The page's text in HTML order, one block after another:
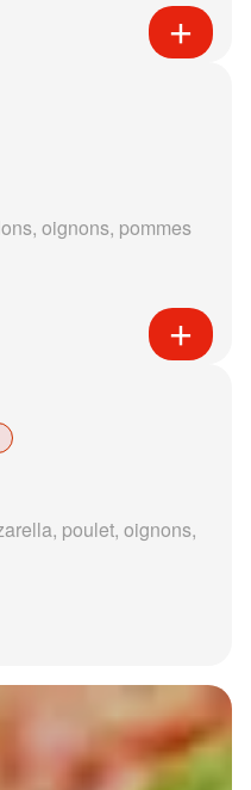
oignons, pommes
poulet, oignons,